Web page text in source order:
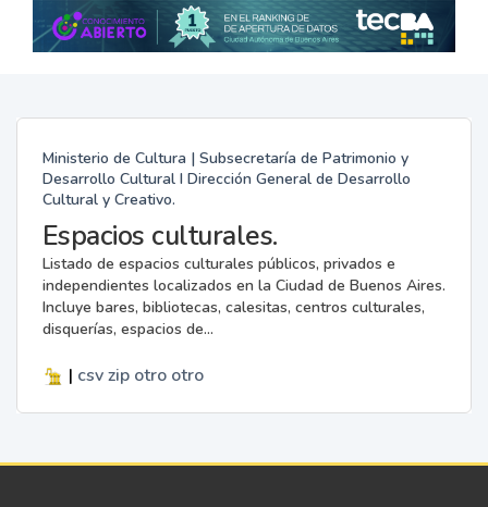
Ministerio de Cultura | Subsecretaría de Patrimonio y
Desarrollo Cultural I Dirección General de Desarrollo
Cultural y Creativo.
Espacios culturales.
Listado de espacios culturales públicos, privados e
independientes localizados en la Ciudad de Buenos Aires.
Incluye bares, bibliotecas, calesitas, centros culturales,
disquerías, espacios de...
| csv zip otro otro